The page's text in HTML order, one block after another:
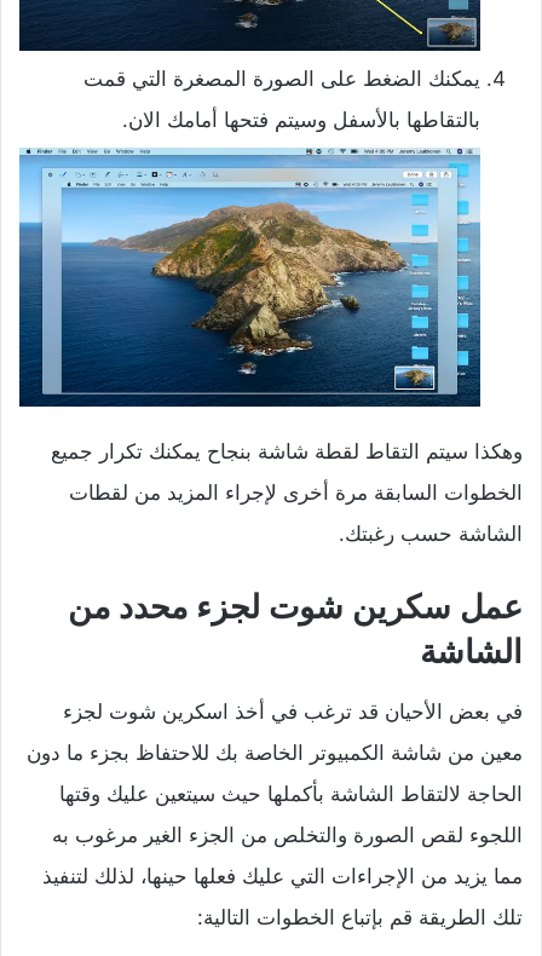
يمكنك الضغط على الصورة المصغرة التي قمت
بالتقاطها بالأسفل وسيتم فتحها أمامك الان.
وهكذا سيتم التقاط لقطة شاشة بنجاح يمكنك تكرار جميع
الخطوات السابقة مرة أخرى لإجراء المزيد من لقطات
الشاشة حسب رغبتك.
عمل سكرين شوت لجزء محدد من
الشاشة
في بعض الأحيان قد ترغب في أخذ اسكرين شوت لجزء
معين من شاشة الكمبيوتر الخاصة بك للاحتفاظ بجزء ما دون
الحاجة لالتقاط الشاشة بأكملها حيث سيتعين عليك وقتها
اللجوء لقص الصورة والتخلص من الجزء الغير مرغوب به
مما يزيد من الإجراءات التي عليك فعلها حينها، لذلك لتنفيذ
تلك الطريقة قم بإتباع الخطوات التالية: